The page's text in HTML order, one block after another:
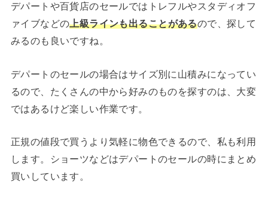
デパートや百貨店のセールではトレフルやスタディオフ
ァイブなどの上級ラインも出ることがあるので、探して
みるのも良いですね。
デパートのセールの場合はサイズ別に山積みになってい
るので、たくさんの中から好みのものを探すのは、大変
ではあるけど楽しい作業です。
正規の値段で買うより気軽に物色できるので、私も利用
します。ショーツなどはデパートのセールの時にまとめ
買いしています。